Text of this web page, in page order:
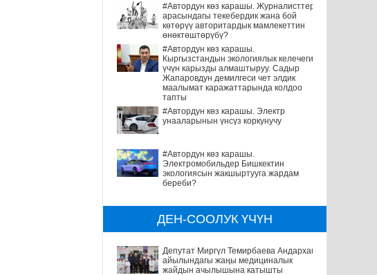
#Автордун көз карашы. Журналисттер
арасындагы текебердик жана бой
көтөрүү авторитардык мамлекеттин
өнөктөштөрүбү?
#Автордун көз карашы.
Кыргызстандын экологиялык келечеги
үчүн карызды алмаштыруу. Садыр
Жапаровдун демилгеси чет элдик
маалымат каражаттарында колдоо
тапты
#Автордун көз карашы. Электр
унааларынын үнсүз коркунучу
#Автордун көз карашы.
Электромобильдер Бишкектин
экологиясын жакшыртууга жардам
береби?
ДЕН-СООЛУК ҮЧҮН
Депутат Миргүл Темирбаева Андархам
айылындагы жаңы медициналык
жайдын ачылышына катышты